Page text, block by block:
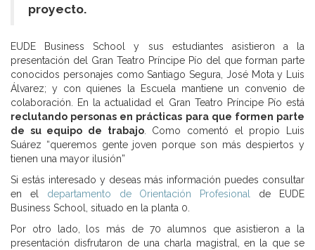
proyecto.
EUDE Business School y sus estudiantes asistieron a la
presentación del Gran Teatro Príncipe Pío del que forman parte
conocidos personajes como Santiago Segura, José Mota y Luis
Álvarez; y con quienes la Escuela mantiene un convenio de
colaboración. En la actualidad el Gran Teatro Príncipe Pío está
reclutando personas en prácticas para que formen parte
de su equipo de trabajo. Como comentó el propio Luis
Suárez “queremos gente joven porque son más despiertos y
tienen una mayor ilusión”
Si estás interesado y deseas más información puedes consultar
en el departamento de Orientación Profesional
de EUDE
Business School, situado en la planta 0.
Por otro lado, los más de 70 alumnos que asistieron a la
presentación disfrutaron de una charla magistral, en la que se